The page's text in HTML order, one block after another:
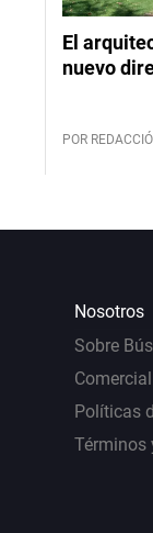
El
nuevo
POR
Nosotros
Sobre
Comercial
Políticas
Términos